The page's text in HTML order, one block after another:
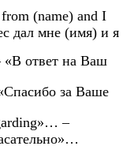
(name) and I
дал мне (имя) и я
ответ на Ваш
за Ваше
–